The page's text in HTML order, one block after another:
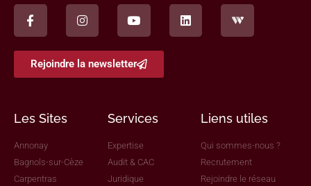
Rejoindre la newsletter
Les Sites
Annonay
Bagnols-sur-Cèze
Carpentras
Services
Expertise
Audit & CAC
Juridique
Liens utiles
Qui sommes-nous ?
Recrutement
Rejoindre le réseau